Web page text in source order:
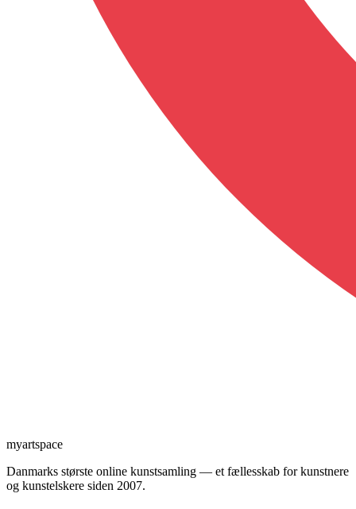
myartspace
Danmarks største online kunstsamling — et fællesskab for kunstnere
og kunstelskere siden 2007.